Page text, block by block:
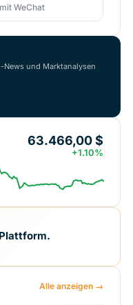
WeChat
News und Marktanalysen
63.466,00 $
+1.10%
Alle anzeigen →